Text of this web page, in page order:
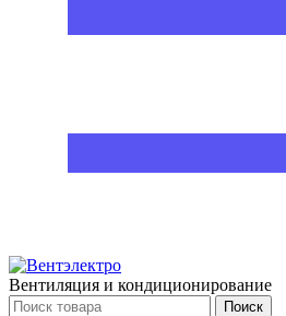
Вентиляция и кондиционирование
Поиск